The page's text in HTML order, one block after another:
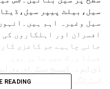
سیل،بیلٹ پیپر
سیل وغیرہ اہم
افسران اور اہلکاروں
جانی چاہیے جو کاغزی
اسٹرانگ روم کے ساتھ کلیکشن
READING